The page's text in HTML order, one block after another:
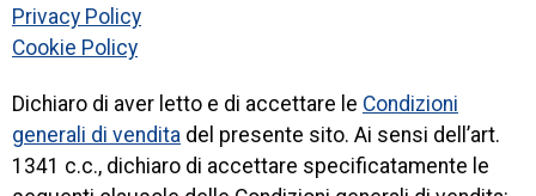
Privacy Policy
Cookie Policy
Dichiaro di aver letto e di accettare le Condizioni
generali di vendita del presente sito. Ai sensi dell’art.
1341 c.c., dichiaro di accettare specificatamente le